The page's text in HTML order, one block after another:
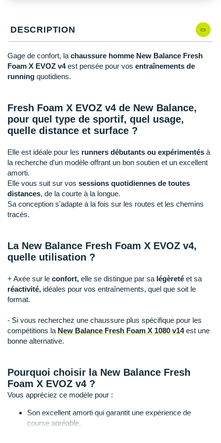
DESCRIPTION
Gage de confort, la chaussure homme New Balance Fresh
Foam X EVOZ v4est pensée pour vos entraînements de
running quotidiens.
Fresh Foam X EVOZ v4 de New Balance,
pour quel type de sportif, quel usage,
quelle distance et surface ?
Elle est idéale pour les runners débutants ou expérimentés à
la recherche d'un modèle offrant un bon soutien et un excellent
amorti.
Elle vous suit sur vos sessions quotidiennes de toutes
distances, de la courte à la longue.
Sa conception s'adapte à la fois sur les routes et les chemins
tracés.
La New Balance Fresh Foam X EVOZ v4,
quelle utilisation ?
+ Axée sur le confort, elle se distingue par sa légèreté et sa
réactivité, idéales pour vos entraînements, quel que soit le
format.
- Si vous recherchez une chaussure plus spécifique pour les
compétitions la New Balance Fresh Foam X 1080 v14est une
bonne alternative.
Pourquoi choisir la New Balance Fresh
Foam X EVOZ v4 ?
Vous appréciez ce modèle pour :
Son excellent amorti qui garantit une expérience de
course agréable.
DÉSTOCKAGE
+ Voir tous lesaccessoires
NNormal
Odlo
On-Running
Orca
OVERSTIMS
Petzl
Polar
Puma
Reebok
Salomon
Saucony
Saxx
Scarpa
Scott
Sidas
Speedo